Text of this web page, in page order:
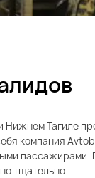
Нижнем Тагиле
компания
пассажирами.
тщательно.